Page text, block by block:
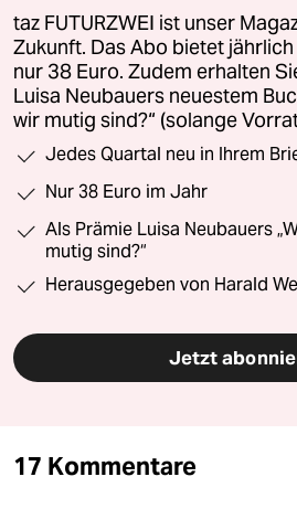
taz FUTURZWEI ist unser
Zukunft. Das Abo bietet
nur 38 Euro. Zudem erhalten
Luisa Neubauers neuestem
wir mutig sind?“ (solange
Jedes Quartal neu in Ihrem
Nur 38 Euro im Jahr
Als Prämie Luisa Neubauers
mutig sind?“
Herausgegeben von Harald
Jetzt
17 Kommentare